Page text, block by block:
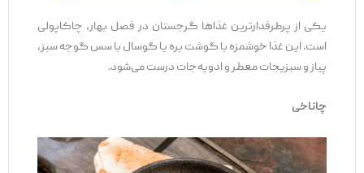
یکی از پرطرفدارترین غذاها گرجستان در فصل بهار، چاکاپولی
است. این غذا خوشمزه با گوشت بره یا گوسال با سس گوجه سبز،
پیاز و سبزیجات معطر و ادویه‌جات درست می‌شود.
چاناخی